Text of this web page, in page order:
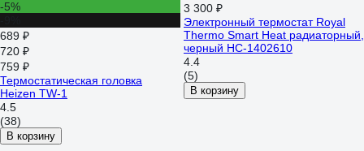
-5%
689 ₽
720 ₽
759 ₽
Термостатическая головка
Heizen TW-1
4.5
(38)
В корзину
3 300 ₽
Электронный термостат Royal
Thermo Smart Heat радиаторный,
черный НС-1402610
4.4
(5)
В корзину